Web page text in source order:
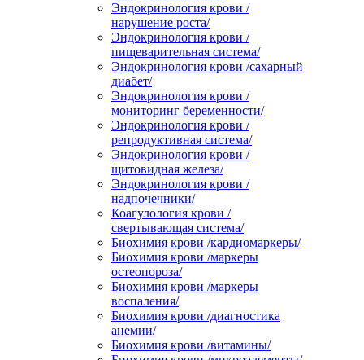
Эндокринология крови /
нарушение роста/
Эндокринология крови /
пищеварительная система/
Эндокринология крови /сахарный
диабет/
Эндокринология крови /
мониторинг беременности/
Эндокринология крови /
репродуктивная система/
Эндокринология крови /
щитовидная железа/
Эндокринология крови /
надпочечники/
Коагулология крови /
свертывающая система/
Биохимия крови /кардиомаркеры/
Биохимия крови /маркеры
остеопороза/
Биохимия крови /маркеры
воспаления/
Биохимия крови /диагностика
анемии/
Биохимия крови /витамины/